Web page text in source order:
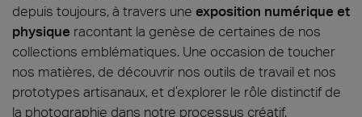
depuis toujours, à travers une exposition numérique et
physique racontant la genèse de certaines de nos
collections emblématiques. Une occasion de toucher
nos matières, de découvrir nos outils de travail et nos
prototypes artisanaux, et d’explorer le rôle distinctif de
la photographie dans notre processus créatif.